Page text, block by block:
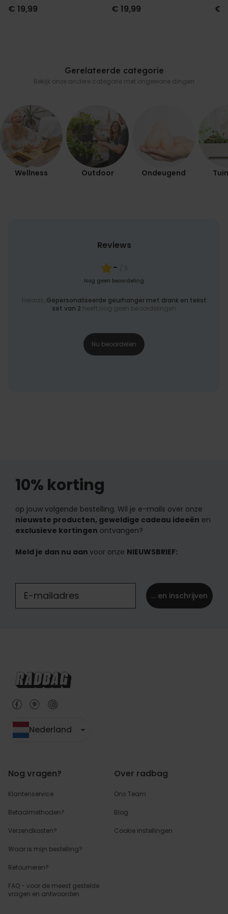
Geurhanger set van 2
€ 19,99 € 19,99 €
Gerelateerde categorie
Bekijk onze andere categorie met ongewone dingen
Wellness Outdoor Ondeugend
Reviews
- / 5
Nog geen beoordeling
Helaas, Gepersonaliseerde geurhanger met drank en tekst
set van 2 heeft nog geen beoordelingen
Nu beoordelen
10% korting
op jouw volgende bestelling. Wil je e-mails over onze
nieuwste producten, geweldige cadeau ideeën en
exclusieve kortingen ontvangen?
Meld je dan nu aan voor onze NIEUWSBRIEF:
... en inschrijven
Nederland
Nog vragen?
Klantenservice
Betaalmethoden?
Verzendkosten?
Waar is mijn bestelling?
Retourneren?
FAQ - voor de meest gestelde
vragen en antwoorden
Over radbag
Ons Team
Blog
Cookie instellingen